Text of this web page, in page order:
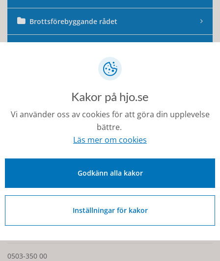
Brottsförebyggande rådet
Konst- och kulturrådet
Tillväxt- och näringslivsrådet
0503-350 00
Kakor på hjo.se
Vi använder oss av cookies för att göra din upplevelse
bättre.
Läs mer om cookies
Godkänn alla kakor
Inställningar för kakor